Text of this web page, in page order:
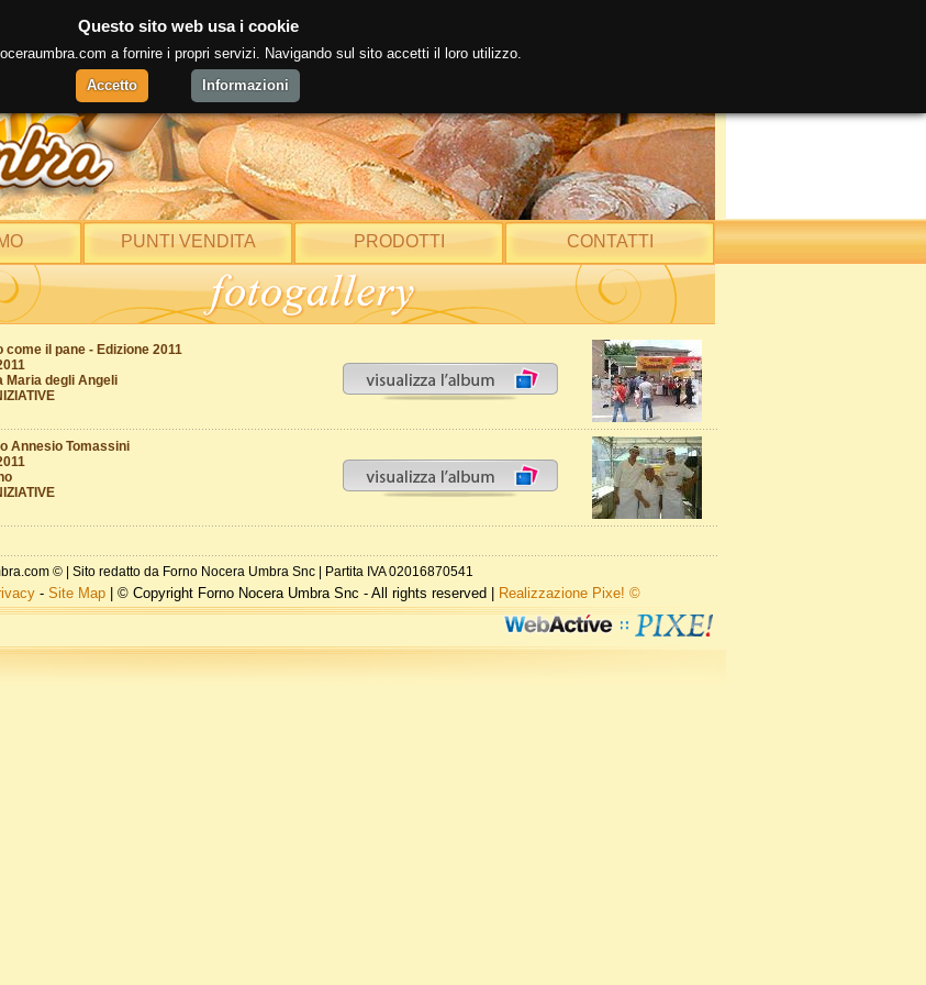
PUNTI VENDITA PRODOTTI CONTATTI
come il pane - Edizione 2011
Maria degli Angeli
Annesio Tomassini
© | Sito redatto da Forno Nocera Umbra Snc | Partita IVA 02016870541
- Site Map | © Copyright Forno Nocera Umbra Snc - All rights reserved | Realizzazione Pixe! ©
Questo sito web usa i cookie
a fornire i propri servizi. Navigando sul sito accetti il loro utilizzo.
Accetto
Informazioni